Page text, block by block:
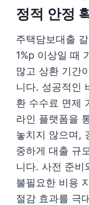
정적 안정
주택담보대출
1%p 이상일 때
많고 상환 기간
니다. 성공적인
환 수수료 면제
라인 플랫폼을
놓치지 않으며,
중하게 대출 규
니다. 사전 준비
불필요한 비용
절감 효과를 극